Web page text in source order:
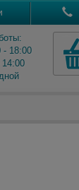
- 18:00